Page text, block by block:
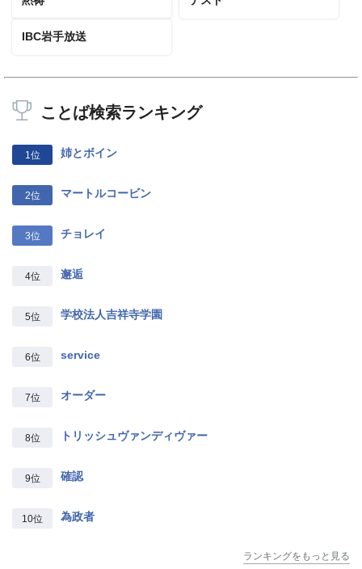
IBC岩手放送
ことば検索ランキング
1位 姉とボイン
2位 マートルコービン
3位 チョレイ
4位 邂逅
5位 学校法人吉祥寺学園
6位 service
7位 オーダー
8位 トリッシュヴァンディヴァー
9位 確認
10位 為政者
ランキングをもっと見る